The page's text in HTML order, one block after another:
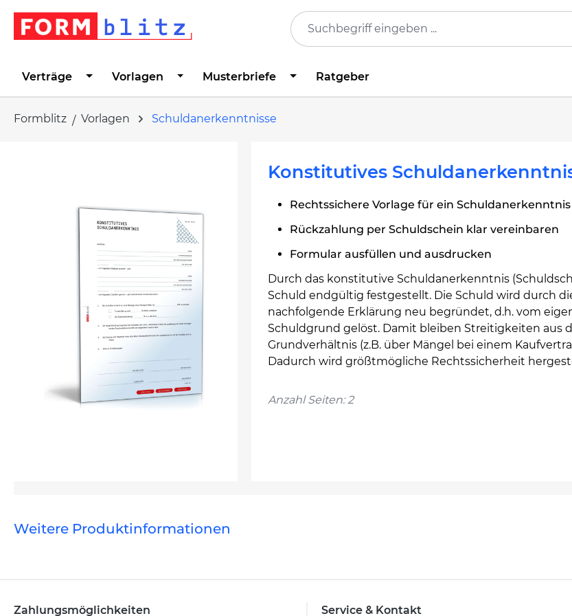
Zur Hauptnavigation springen
Verträge Vorlagen Musterbriefe Ratgeber
Formblitz Vorlagen Schuldanerkenntnisse
Konstitutives
Rechtssichere Vorlage für ein Schuldanerkenntnis
Rückzahlung per Schuldschein klar vereinbaren
Formular ausfüllen und ausdrucken
Durch das konstitutive Schuldanerkenntnis
Schuld endgültig festgestellt. Die Schuld wird durch
nachfolgende Erklärung neu begründet, d.h. vom
Schuldgrund gelöst. Damit bleiben Streitigkeiten aus
Grundverhältnis (z.B. über Mängel bei einem
Dadurch wird größtmögliche Rechtssicherheit
Anzahl Seiten: 2
Weitere Produktinformationen
Zahlungsmöglichkeiten Service & Kontakt